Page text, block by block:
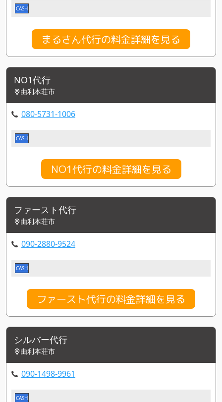
CASH
まるさん代行の料金詳細を見る
NO1代行
由利本荘市
080-5731-1006
CASH
NO1代行の料金詳細を見る
ファースト代行
由利本荘市
090-2880-9524
CASH
ファースト代行の料金詳細を見る
シルバー代行
由利本荘市
090-1498-9961
CASH